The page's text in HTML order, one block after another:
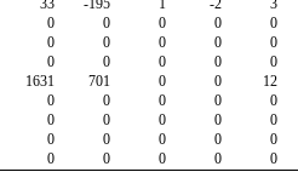
33 -195 1 -2 3
0 0 0 0 0
0 0 0 0 0
0 0 0 0 0
1631 701 0 0 12
0 0 0 0 0
0 0 0 0 0
0 0 0 0 0
0 0 0 0 0